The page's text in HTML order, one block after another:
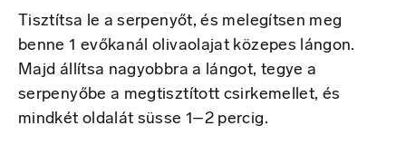
Tisztítsa le a serpenyőt, és melegítsen meg
benne 1 evőkanál olivaolajat közepes lángon.
Majd állítsa nagyobbra a lángot, tegye a
serpenyőbe a megtisztított csirkemellet, és
mindkét oldalát süsse 1–2 percig.